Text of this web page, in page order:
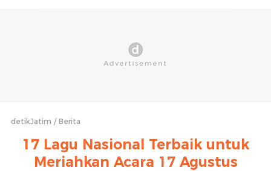
detikJatim Berita
17 Lagu Nasional Terbaik untuk
Meriahkan Acara 17 Agustus